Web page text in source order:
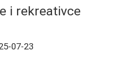
i rekreativce
07-23